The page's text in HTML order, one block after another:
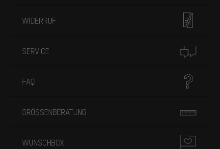
WIDERRUF
SERVICE
FAQ
GRÖSSENBERATUNG
WUNSCHBOX